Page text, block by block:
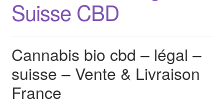
Suisse CBD
Cannabis bio cbd – légal –
suisse – Vente & Livraison
France